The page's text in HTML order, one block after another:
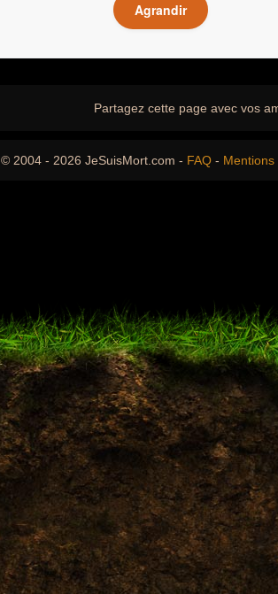
Agrandir
Partagez cette page avec vos
© 2004 - 2026 JeSuisMort.com - FAQ - Mentions